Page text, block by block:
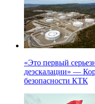
«Это первый
деэскалации» —
безопасности КТК